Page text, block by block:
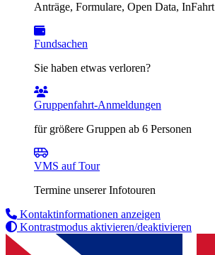
Anträge, Formulare, Open Data, InFahrt
Fundsachen
Sie haben etwas verloren?
Gruppenfahrt-Anmeldungen
für größere Gruppen ab 6 Personen
VMS auf Tour
Termine unserer Infotouren
Kontaktinformationen anzeigen
Kontrastmodus aktivieren/deaktivieren